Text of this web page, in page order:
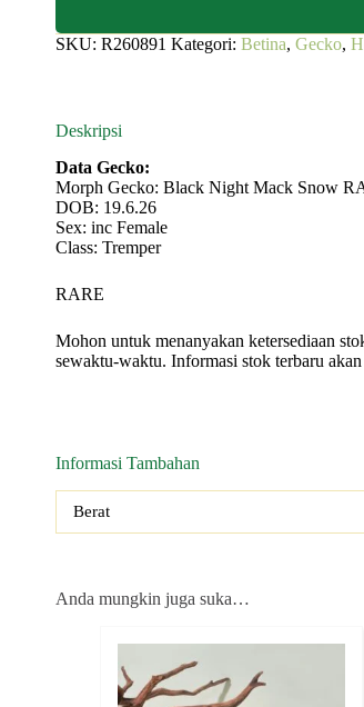
SKU: R260891 Kategori: Betina, Gecko,
Deskripsi
Data Gecko:
Morph Gecko: Black Night Mack Snow
DOB: 19.6.26
Sex: inc Female
Class: Tremper
RARE
Mohon untuk menanyakan ketersediaan
sewaktu-waktu. Informasi stok terbaru
Informasi Tambahan
Berat
Anda mungkin juga suka…